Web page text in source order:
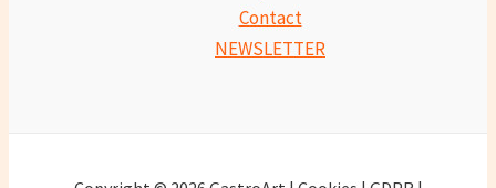
Contact
NEWSLETTER